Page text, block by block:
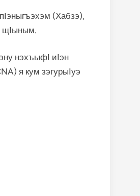
(Хабзэ),
щӀыным.
нэхъыфӀ иӀэн
я кум зэгурыӀуэ